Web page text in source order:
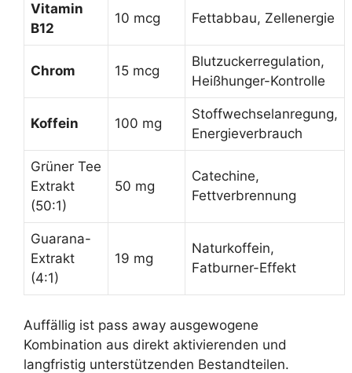
Vitamin
B12
10 mcg Fettabbau, Zellenergie
Chrom 15 mcg
Blutzuckerregulation,
Heißhunger-Kontrolle
Koffein 100 mg
Stoffwechselanregung,
Energieverbrauch
Grüner Tee
Extrakt
(50:1)
50 mg
Catechine,
Fettverbrennung
Guarana-
Extrakt
(4:1)
19 mg
Naturkoffein,
Fatburner-Effekt
Auffällig ist pass away ausgewogene
Kombination aus direkt aktivierenden und
langfristig unterstützenden Bestandteilen.